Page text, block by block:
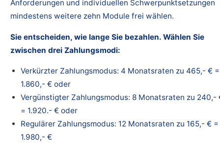
Anforderungen und individuellen Schwerpunktsetzungen
mindestens weitere zehn Module frei wählen.
Sie entscheiden, wie lange Sie bezahlen. Wählen Sie
zwischen drei Zahlungsmodi:
Verkürzter Zahlungsmodus: 4 Monatsraten zu 465,- € =
1.860,- € oder
Vergünstigter Zahlungsmodus: 8 Monatsraten zu 240,-
= 1.920.- € oder
Regulärer Zahlungsmodus: 12 Monatsraten zu 165,- € =
1.980,- €